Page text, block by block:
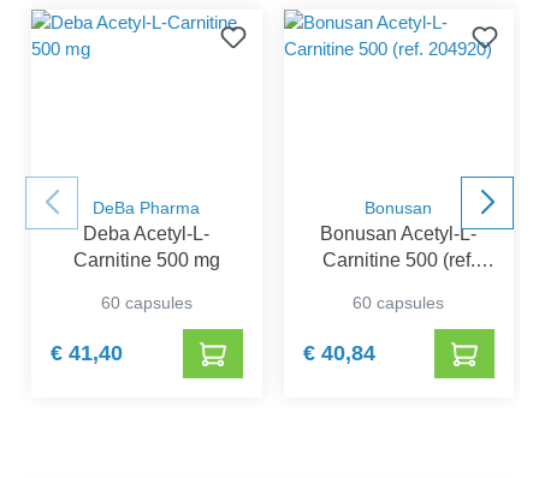
DeBa Pharma
Deba Acetyl-L-
Carnitine 500 mg
60 capsules
€ 41,40
Bonusan
Bonusan Acetyl-L-
Carnitine 500 (ref.
60 capsules
€ 40,84